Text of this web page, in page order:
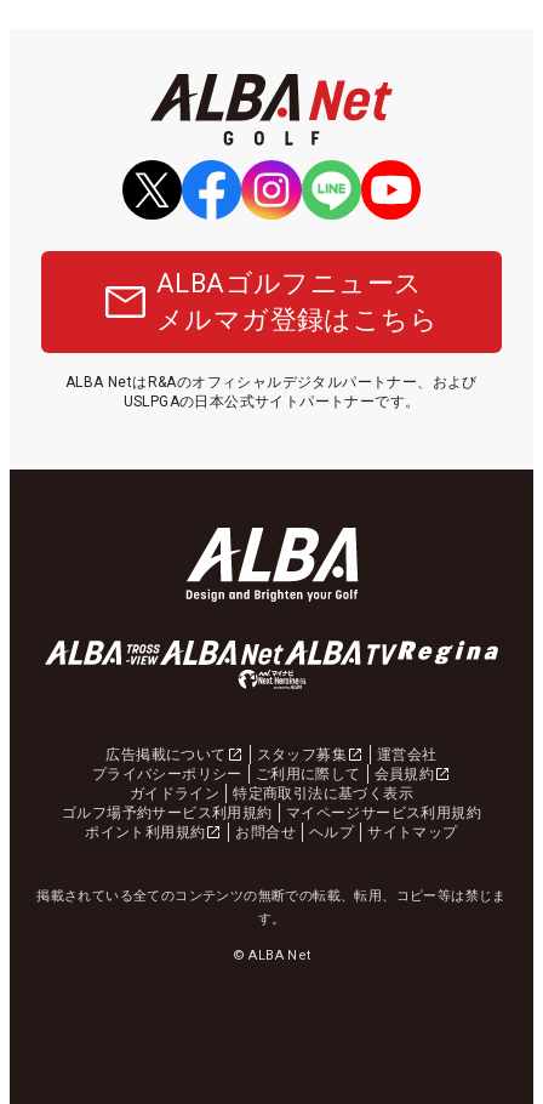
ALBAゴルフニュース
メルマガ登録はこちら
ALBA NetはR&Aのオフィシャルデジタルパートナー、および
USLPGAの日本公式サイトパートナーです。
広告掲載について スタッフ募集
運営会社
プライバシーポリシー
ご利用に際して
会員規約
ガイドライン
特定商取引法に基づく表示
ゴルフ場予約サービス利用規約
マイページサービス利用規約
ポイント利用規約
お問合せ ヘルプ サイトマップ
掲載されている全てのコンテンツの無断での転載、転用、コピー等は禁じま
す。
© ALBA Net